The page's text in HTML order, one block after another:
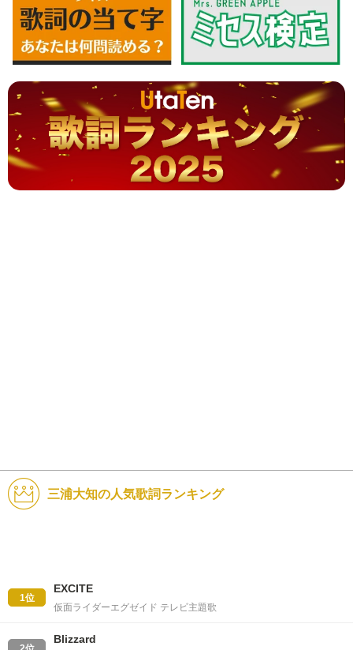
三浦大知の人気歌詞ランキング
1位
EXCITE
仮面ライダーエグゼイド テレビ主題歌
Blizzard